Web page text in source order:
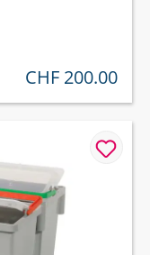
regulärer preis:
CHF 200.00